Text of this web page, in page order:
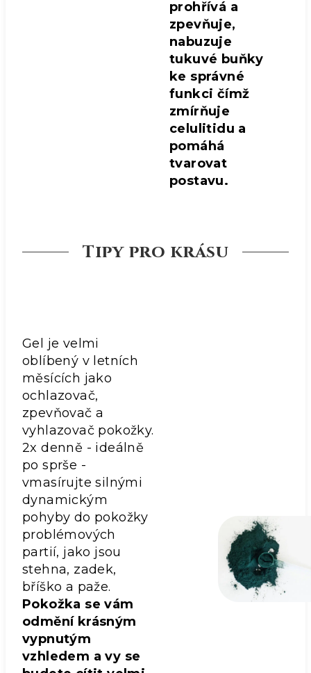
prohřívá a
zpevňuje,
nabuzuje
tukuvé buňky
ke správné
funkci čímž
zmírňuje
celulitidu a
pomáhá
tvarovat
postavu.
Tipy pro krásu
Gel je velmi
oblíbený v letních
měsících jako
ochlazovač,
zpevňovač a
vyhlazovač pokožky.
2x denně - ideálně
po sprše -
vmasírujte silnými
dynamickým
pohyby do pokožky
problémových
partií, jako jsou
stehna, zadek,
bříško a paže.
Pokožka se vám
odmění krásným
vypnutým
vzhledem a vy se